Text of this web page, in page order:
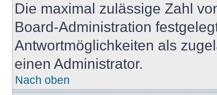
Die maximal zulässige Zahl
Board-Administration
Antwortmöglichkeiten als
einen Administrator.
Nach oben